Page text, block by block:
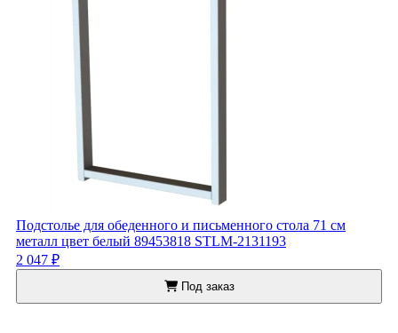
Подстолье для обеденного и письменного стола 71 см
металл цвет белый 89453818 STLM-2131193
2 047 ₽
Под заказ